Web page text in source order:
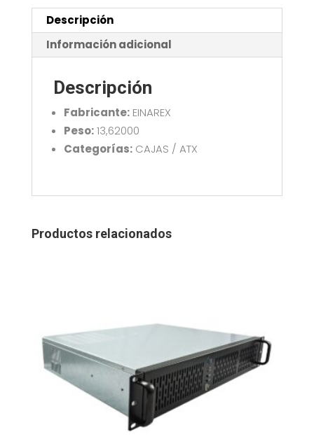
Descripción
Información adicional
Descripción
Fabricante:EINAREX
Peso:13,62000
Categorías:CAJAS / ATX
Productos relacionados